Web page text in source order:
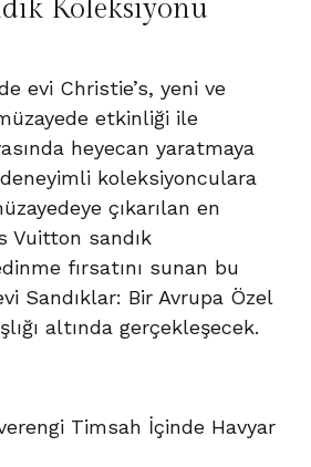
Koleksiyonu
evi Christie’s, yeni ve
etkinliği ile
heyecan yaratmaya
deneyimli koleksiyonculara
çıkarılan en
Vuitton sandık
fırsatını sunan bu
Sandıklar: Bir Avrupa Özel
altında gerçekleşecek.